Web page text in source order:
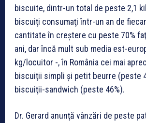
biscuite, dintr-un total de peste 2,1
biscuiţi consumaţi într-un an de
cantitate în creştere cu peste 70%
ani, dar încă mult sub media est-
kg/locuitor -, în România cei mai
biscuiţii simpli şi petit beurre (peste
biscuiţii-sandwich (peste 46%).
Dr. Gerard anunţă vânzări de peste